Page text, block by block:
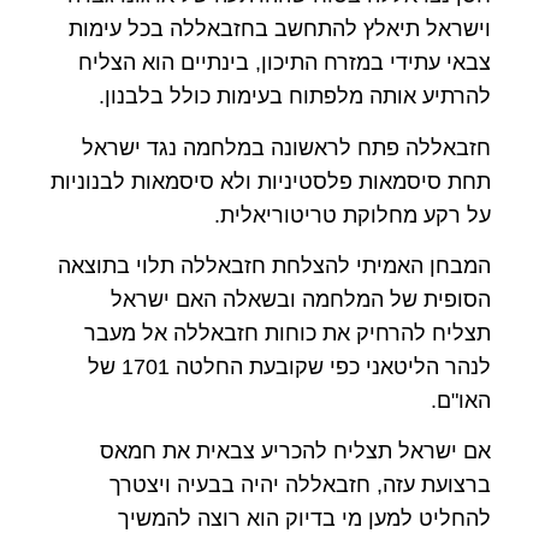
וישראל תיאלץ להתחשב בחזבאללה בכל עימות
צבאי עתידי במזרח התיכון, בינתיים הוא הצליח
להרתיע אותה מלפתוח בעימות כולל בלבנון.
חזבאללה פתח לראשונה במלחמה נגד ישראל
תחת סיסמאות פלסטיניות ולא סיסמאות לבנוניות
על רקע מחלוקת טריטוריאלית.
המבחן האמיתי להצלחת חזבאללה תלוי בתוצאה
הסופית של המלחמה ובשאלה האם ישראל
תצליח להרחיק את כוחות חזבאללה אל מעבר
לנהר הליטאני כפי שקובעת החלטה 1701 של
האו"ם.
אם ישראל תצליח להכריע צבאית את חמאס
ברצועת עזה, חזבאללה יהיה בבעיה ויצטרך
להחליט למען מי בדיוק הוא רוצה להמשיך